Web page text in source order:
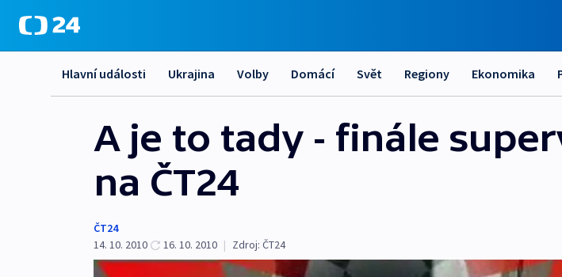
Hlavní události Ukrajina Volby Domácí Svět Regiony Ekonomika
A je to tady - finále
na ČT24
ČT24
14. 10. 2010
16. 10. 2010 | Zdroj: ČT24